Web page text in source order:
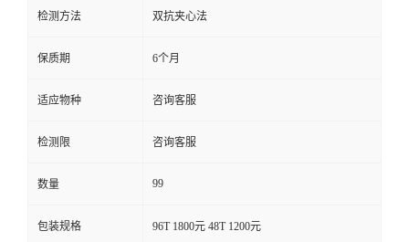
检测方法 双抗夹心法
保质期 6个月
适应物种 咨询客服
检测限 咨询客服
数量 99
包装规格 96T 1800元 48T 1200元